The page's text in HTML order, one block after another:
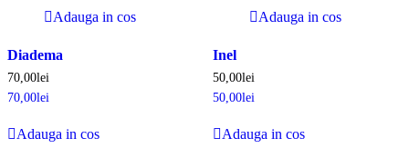
Adauga in cos
Diadema
70,00lei
70,00lei
Adauga in cos
Adauga in cos
Inel
50,00lei
50,00lei
Adauga in cos